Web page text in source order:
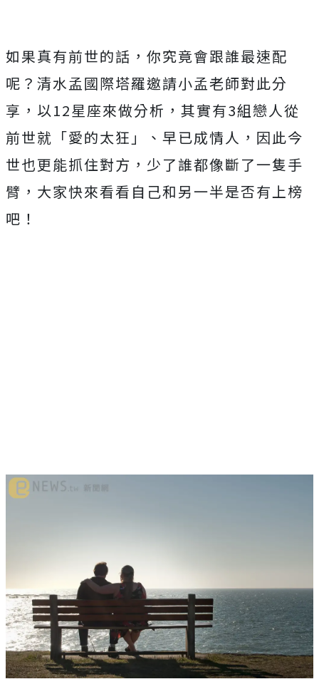
如果真有前世的話，你究竟會跟誰最速配
呢？清水孟國際塔羅邀請小孟老師對此分
享，以12星座來做分析，其實有3組戀人從
前世就「愛的太狂」、早已成情人，因此今
世也更能抓住對方，少了誰都像斷了一隻手
臂，大家快來看看自己和另一半是否有上榜
吧！